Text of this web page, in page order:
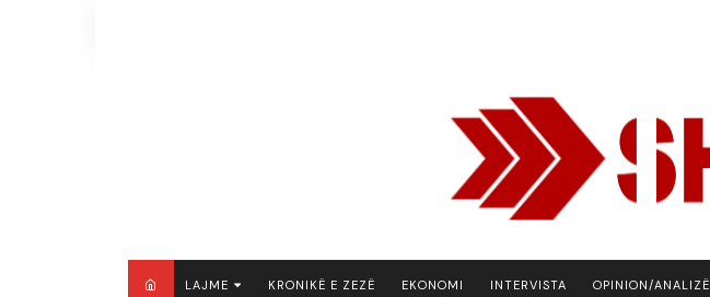
LAJME KRONIKË E ZEZË EKONOMI INTERVISTA OPINION/ANALIZË